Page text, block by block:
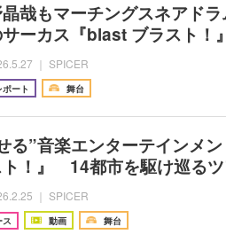
哉もマーチングスネアド
ーカス『blast ブラスト！
｜ SPICER
ポート 舞台
る”音楽エンターテインメ
ト！』 14都市を駆け巡る
｜ SPICER
ス 動画 舞台